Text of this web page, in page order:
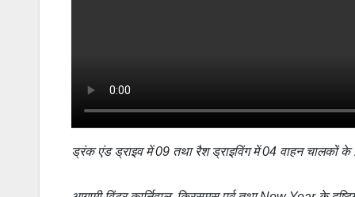
ड्रंक एंड ड्राइव में 09 तथा रैश ड्राइविंग में 04 वाहन चालकों के